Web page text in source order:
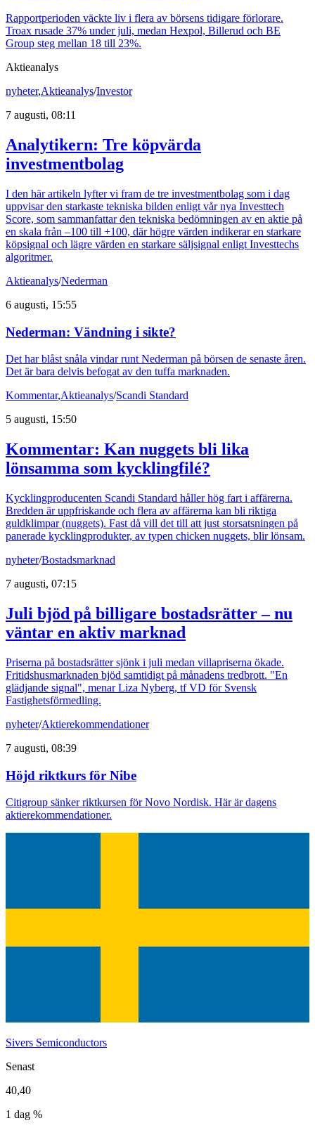
Rapportperioden väckte liv i flera av börsens tidigare förlorare.
Troax rusade 37% under juli, medan Hexpol, Billerud och BE
Group steg mellan 18 till 23%.
Aktieanalys
nyheter,Aktieanalys/Investor
7 augusti, 08:11
Analytikern: Tre köpvärda
investmentbolag
I den här artikeln lyfter vi fram de tre investmentbolag som i dag
uppvisar den starkaste tekniska bilden enligt vår nya Investtech
Score, som sammanfattar den tekniska bedömningen av en aktie på
en skala från –100 till +100, där högre värden indikerar en starkare
köpsignal och lägre värden en starkare säljsignal enligt Investtechs
algoritmer.
Aktieanalys/Nederman
6 augusti, 15:55
Nederman: Vändning i sikte?
Det har blåst snåla vindar runt Nederman på börsen de senaste åren.
Det är bara delvis befogat av den tuffa marknaden.
Kommentar,Aktieanalys/Scandi Standard
5 augusti, 15:50
Kommentar: Kan nuggets bli lika
lönsamma som kycklingfilé?
Kycklingproducenten Scandi Standard håller hög fart i affärerna.
Bredden är uppfriskande och flera av affärerna kan bli riktiga
guldklimpar (nuggets). Fast då vill det till att just storsatsningen på
panerade kycklingprodukter, av typen chicken nuggets, blir lönsam.
nyheter/Bostadsmarknad
7 augusti, 07:15
Juli bjöd på billigare bostadsrätter – nu
väntar en aktiv marknad
Priserna på bostadsrätter sjönk i juli medan villapriserna ökade.
Fritidshusmarknaden bjöd samtidigt på månadens tredbrott. "En
glädjande signal", menar Liza Nyberg, tf VD för Svensk
Fastighetsförmedling.
nyheter/Aktierekommendationer
7 augusti, 08:39
Höjd riktkurs för Nibe
Citigroup sänker riktkursen för Novo Nordisk. Här är dagens
aktierekommendationer.
Sivers Semiconductors
Senast
40,40
1 dag %